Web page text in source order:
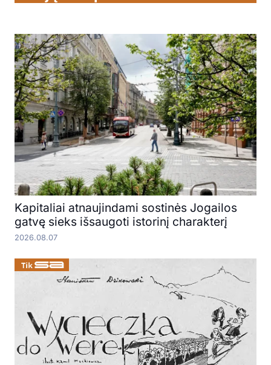
Kapitaliai atnaujindami sostinės Jogailos
gatvę sieks išsaugoti istorinį charakterį
2026.08.07